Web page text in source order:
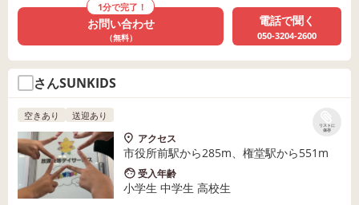
1分で完了！
お問い合わせ
（無料）
電話で聞く
050-3204-2600
さんSUNKIDS
リストに
保存
空きあり 送迎あり
アクセス
市役所前駅から285m、権堂駅から551m
受入年齢
小学生 中学生 高校生